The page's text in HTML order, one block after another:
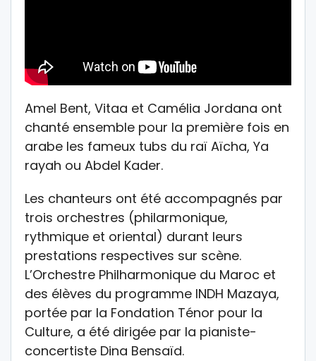
Amel Bent, Vitaa et Camélia Jordana ont
chanté ensemble pour la première fois en
arabe les fameux tubs du raï Aïcha, Ya
rayah ou Abdel Kader.
Les chanteurs ont été accompagnés par
trois orchestres (philarmonique,
rythmique et oriental) durant leurs
prestations respectives sur scène.
L’Orchestre Philharmonique du Maroc et
des élèves du programme INDH Mazaya,
portée par la Fondation Ténor pour la
Culture, a été dirigée par la pianiste-
concertiste Dina Bensaïd.